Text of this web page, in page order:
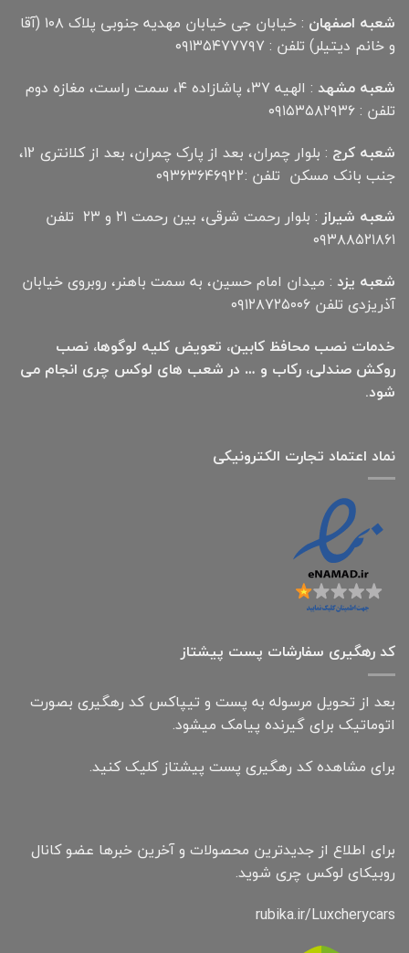
شعبه اصفهان
: خیابان جی خیابان مهدیه جنوبی پلاک ۱۰۸ (آقا
و خانم دیتیلر) تلفن : ۰۹۱۳۵۴۷۷۷۹۷
شعبه مشهد
: الهیه ۳۷، پاشازاده ۴، سمت راست، مغازه دوم
تلفن : ۰۹۱۵۳۵۸۲۹۳۶
شعبه کرج
: بلوار چمران، بعد از پارک چمران، بعد از کلانتری 12،
جنب بانک مسکن تلفن :۰۹۳۶۳۶۴۶۹22
شعبه شیراز
: بلوار رحمت شرقی، بین رحمت ۲۱ و ۲۳ تلفن
۰۹۳۸۸۵۲۱۸۶۱
شعبه یزد : میدان امام حسین، به سمت باهنر، روبروی خیابان
آذریزدی تلفن ۰۹۱۲۸۷۲۵۰۰۶
خدمات نصب محافظ کابین، تعویض کلیه لوگوها، نصب
روکش صندلی، رکاب و … در شعب های لوکس چری انجام می
شود.
نماد اعتماد تجارت الكترونیكی
کد رهگیری سفارشات پست پیشتاز
بعد از تحویل مرسوله به پست و تیپاکس کد رهگیری بصورت
اتوماتیک برای گیرنده پیامک میشود.
برای مشاهده کد رهگیری پست پیشتاز کلیک کنید.
برای اطلاع از جدیدترین محصولات و آخرین خبرها عضو کانال
روبیکای لوکس چری شوید.
rubika.ir/Luxcherycars